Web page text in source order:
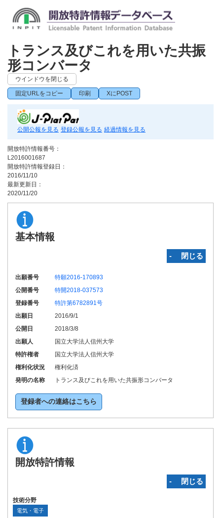
トランス及びこれを用いた共振
形コンバータ
ウインドウを閉じる
固定URLをコピー 印刷 XにPOST
公開公報を見る 登録公報を見る 経過情報を見る
開放特許情報番号：
L2016001687
開放特許情報登録日：
2016/11/10
最新更新日：
2020/11/20
基本情報
‐ 閉じる
出願番号
特願2016-170893
公開番号
特開2018-037573
登録番号
特許第6782891号
出願日
2016/9/1
公開日
2018/3/8
出願人
国立大学法人信州大学
特許権者
国立大学法人信州大学
権利化状況
権利化済
発明の名称
トランス及びこれを用いた共振形コンバータ
登録者への連絡はこちら
開放特許情報
‐ 閉じる
技術分野
電気・電子